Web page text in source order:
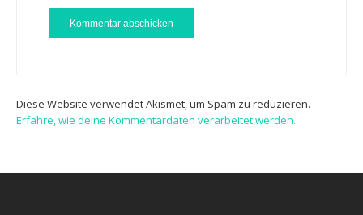
Diese Website verwendet Akismet, um Spam zu reduzieren.
Erfahre, wie deine Kommentardaten verarbeitet werden.